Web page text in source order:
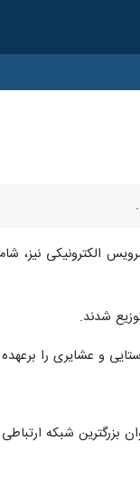
است، افزود: سه میلیون سرویس
و عشایری را برعهده
و رهسپاری و توزیع، به عنوان